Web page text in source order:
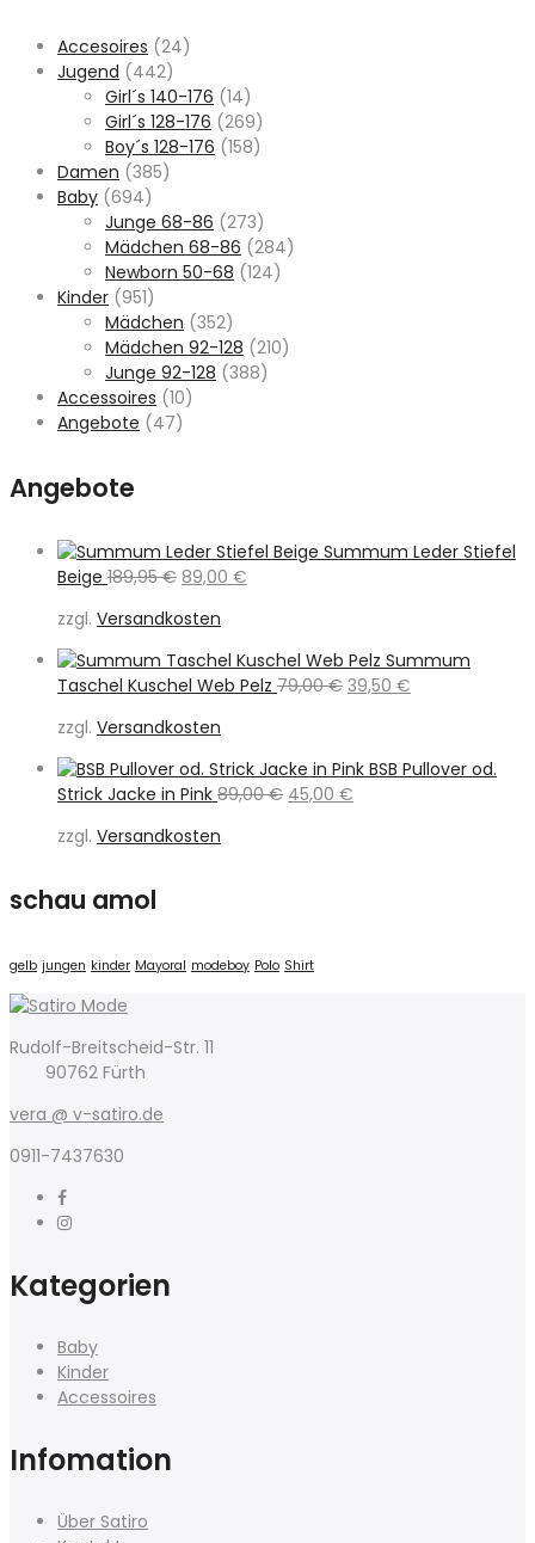
Accesoires (24)
Jugend (442)
Girl´s 140-176 (14)
Girl´s 128-176 (269)
Boy´s 128-176 (158)
Damen (385)
Baby (694)
Junge 68-86 (273)
Mädchen 68-86 (284)
Newborn 50-68 (124)
Kinder (951)
Mädchen (352)
Mädchen 92-128 (210)
Junge 92-128 (388)
Accessoires (10)
Angebote (47)
Angebote
Summum Leder Stiefel
Beige 189,95€ Ursprünglicher
war:
189,95 €
89,00 €
89,00 €.
zzgl. Versandkosten
Summum
Taschel Kuschel Web Pelz 79,00€ Ursprünglicher
79,00 €
39,50 €
39,50 €.
zzgl. Versandkosten
BSB Pullover od.
Strick Jacke in Pink 89,00€ Ursprünglicher
45,00 €
zzgl. Versandkosten
schau amol
gelb jungen kinder Mayoral modeboy Polo Shirt
Rudolf-Breitscheid-Str. 11
90762 Fürth
vera @ v-satiro.de
0911-7437630
Kategorien
Baby
Kinder
Accessoires
Infomation
Über Satiro